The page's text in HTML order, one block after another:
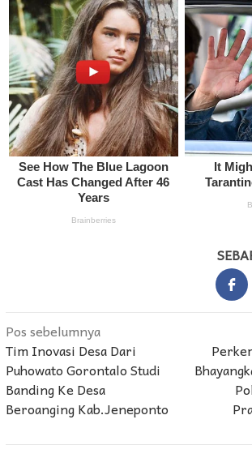
Navigasi
pos
Pos sebelumnya
Tim Inovasi Desa Dari
Puhowato Gorontalo Studi
Banding Ke Desa
Beroanging Kab.Jeneponto